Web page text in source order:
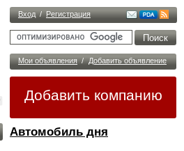
Вход / Регистрация
Мои объявления / Добавить объявление
Добавить компанию
Автомобиль дня